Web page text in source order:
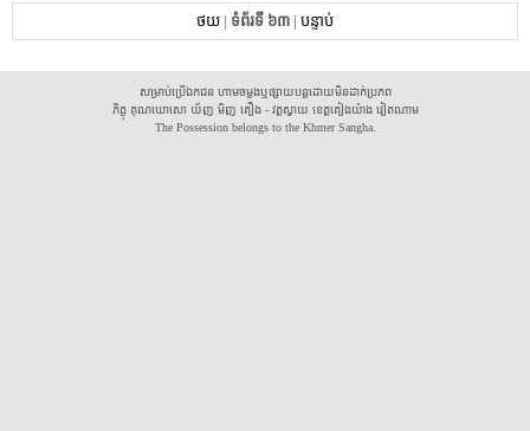
ថយ | ទំព័រទី ៦៣ | បន្ទាប់
សម្រាប់ប្រើឯកជន ហាមចម្លងឬផ្សាយបន្តដោយមិនដាក់ប្រភព
ភិក្ខុ គុណឃោសោ យ័ញ មិញ គឿង - វត្តស្វាយ ខេត្តគៀងយ៉ាង វៀតណាម
The Possession belongs to the Khmer Sangha.